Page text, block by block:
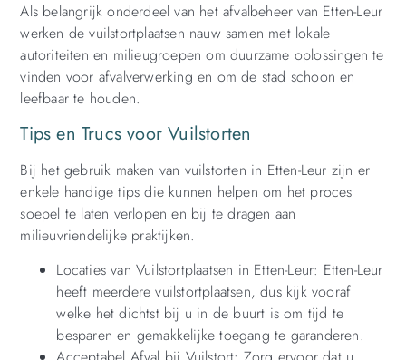
Als belangrijk onderdeel van het afvalbeheer van Etten-Leur
werken de vuilstortplaatsen nauw samen met lokale
autoriteiten en milieugroepen om duurzame oplossingen te
vinden voor afvalverwerking en om de stad schoon en
leefbaar te houden.
Tips en Trucs voor Vuilstorten
Bij het gebruik maken van vuilstorten in Etten-Leur zijn er
enkele handige tips die kunnen helpen om het proces
soepel te laten verlopen en bij te dragen aan
milieuvriendelijke praktijken.
Locaties van Vuilstortplaatsen in Etten-Leur: Etten-Leur
heeft meerdere vuilstortplaatsen, dus kijk vooraf
welke het dichtst bij u in de buurt is om tijd te
besparen en gemakkelijke toegang te garanderen.